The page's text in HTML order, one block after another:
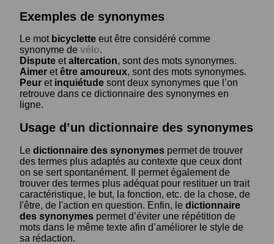
Exemples de synonymes
Le mot bicyclette eut être considéré comme
synonyme de vélo.
Dispute etaltercation, sont des mots synonymes.
Aimer etêtre amoureux, sont des mots synonymes.
Peur et inquiétude sont deux synonymes que l’on
retrouve dans ce dictionnaire des synonymes en
ligne.
Usage d’un dictionnaire des synonymes
Le dictionnaire des synonymes permet de trouver
des termes plus adaptés au contexte que ceux dont
on se sert spontanément. Il permet également de
trouver des termes plus adéquat pour restituer un trait
caractéristique, le but, la fonction, etc. de la chose, de
l'être, de l'action en question. Enfin, le dictionnaire
des synonymes permet d’éviter une répétition de
mots dans le même texte afin d’améliorer le style de
sa rédaction.